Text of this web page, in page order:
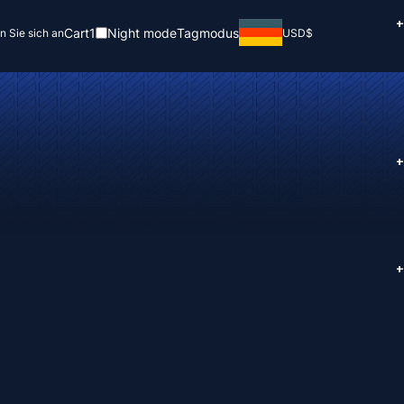
Sie sich anCart1 Night modeTagmodus USD$
+
+
+